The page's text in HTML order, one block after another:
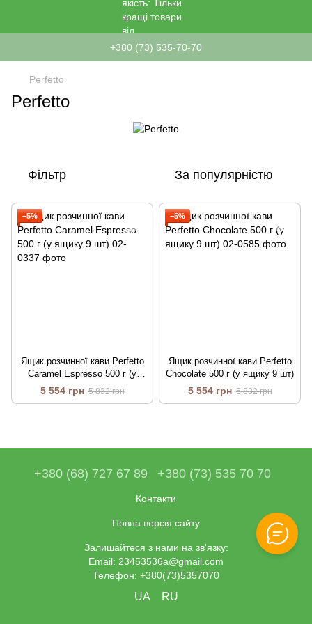
+380 (73) 535-70-70
Perfetto
Perfetto
Фільтр За популярністю
−5%
Ящик розчинної кави Perfetto
Caramel Espresso 500 г (у
ящику 9 шт)
5 554 грн 5 832 грн
−5%
Ящик розчинної кави Perfetto
Chocolate 500 г (у ящику 9 шт)
5 554 грн 5 832 грн
+380 (68) 727 67 89 +380 (73) 535 70 70
Контакти
Повна версія сайту
Залишайтеся з нами на зв'язку:
Email: 23453536a@gmail.com
Телефон: +380(73)5357070
UA RU